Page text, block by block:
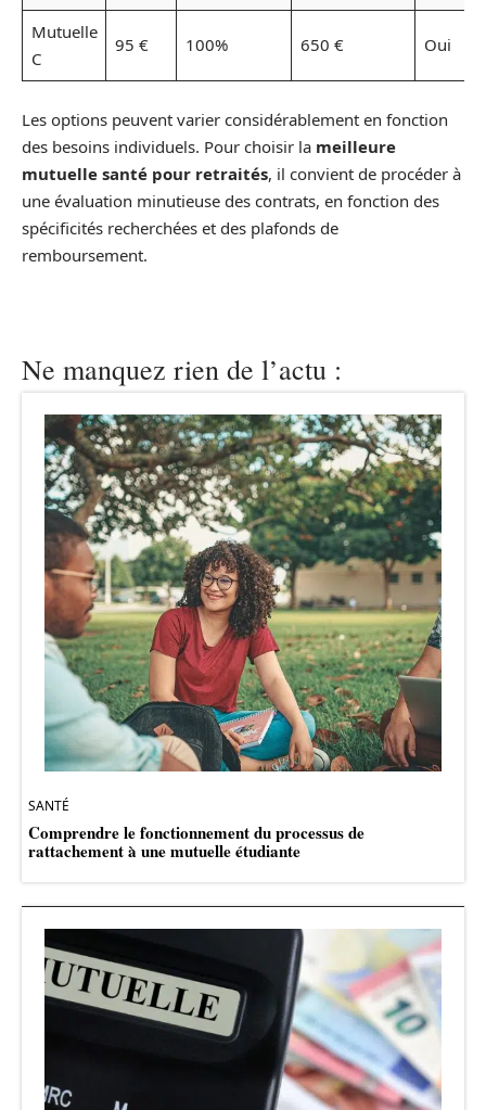
Mutuelle
C
95 € 100% 650 € Oui
Les options peuvent varier considérablement en fonction
des besoins individuels. Pour choisir la meilleure
mutuelle santé pour retraités, il convient de procéder à
une évaluation minutieuse des contrats, en fonction des
spécificités recherchées et des plafonds de
remboursement.
Ne manquez rien de l’actu :
SANTÉ
Comprendre le fonctionnement du processus de
rattachement à une mutuelle étudiante